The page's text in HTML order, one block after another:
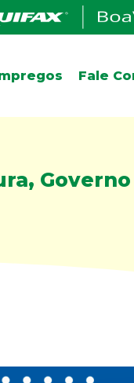
Fale
Governo